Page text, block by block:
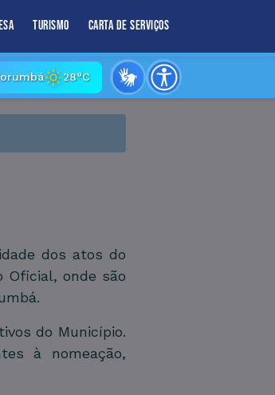
Turismo Carta de Serviços
28°C
dos atos do
Oficial, onde são
do Município.
à nomeação,